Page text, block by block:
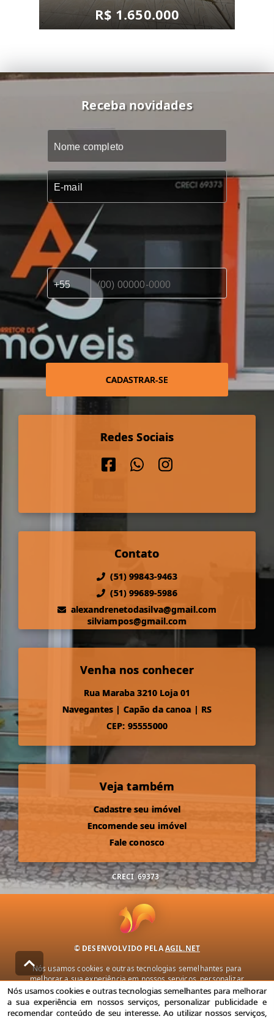
R$ 1.650.000
Receba novidades
CADASTRAR-SE
Redes Sociais
Contato
(51) 99843-9463
(51) 99689-5986
alexandrenetodasilva@gmail.com
silviampos@gmail.com
Venha nos conhecer
Rua Maraba 3210 Loja 01
Navegantes | Capão da canoa | RS
CEP: 95555000
Veja também
Cadastre seu imóvel
Encomende seu imóvel
Fale conosco
CRECI 69373
© DESENVOLVIDO PELAAGIL.NET
Nós usamos cookies e outras tecnologias semelhantes para
melhorar a sua experiência em nossos serviços, personalizar
publicidade e recomendar conteúdo de seu interesse. Ao utilizar
nossos serviços, você concorda com nossa política de privacidade e
termos de uso.
Nós usamos cookies e outras tecnologias semelhantes para melhorar
a sua experiência em nossos serviços, personalizar publicidade e
recomendar conteúdo de seu interesse. Ao utilizar nossos serviços,